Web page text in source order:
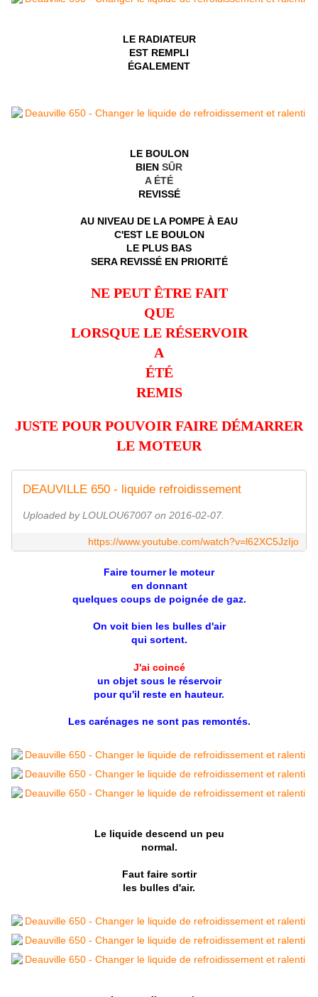
LE RADIATEUR
EST REMPLI
ÉGALEMENT
LE BOULON
BIEN SÛR
A ÉTÉ
REVISSÉ
AU NIVEAU DE LA POMPE À EAU
C'EST LE BOULON
LE PLUS BAS
SERA REVISSÉ EN PRIORITÉ
NE PEUT ÊTRE FAIT
QUE
LORSQUE LE RÉSERVOIR
A
ÉTÉ
REMIS
JUSTE POUR POUVOIR FAIRE DÉMARRER
LE MOTEUR
DEAUVILLE 650 - liquide refroidissement
Uploaded by LOULOU67007 on 2016-02-07.
https://www.youtube.com/watch?v=l62XC5JzIjo
Faire tourner le moteur
en donnant
quelques coups de poignée de gaz.
On voit bien les bulles d'air
qui sortent.
J'ai coincé
un objet sous le réservoir
pour qu'il reste en hauteur.
Les carénages ne sont pas remontés.
Le liquide descend un peu
normal.
Faut faire sortir
les bulles d'air.